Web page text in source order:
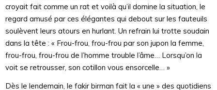
croyait fait comme un rat et voilà qu’il domine la situation, le
regard amusé par ces élégantes qui debout sur les fauteuils
soulèvent leurs atours en hurlant. Un refrain lui trotte soudain
dans la tête : « Frou-frou, frou-frou par son jupon la femme,
frou-frou, frou-frou de l’homme trouble l’âme… Lorsqu’on la
voit se retrousser, son cotillon vous ensorcelle… »
Dès le lendemain, le fakir birman fait la « une » des quotidiens